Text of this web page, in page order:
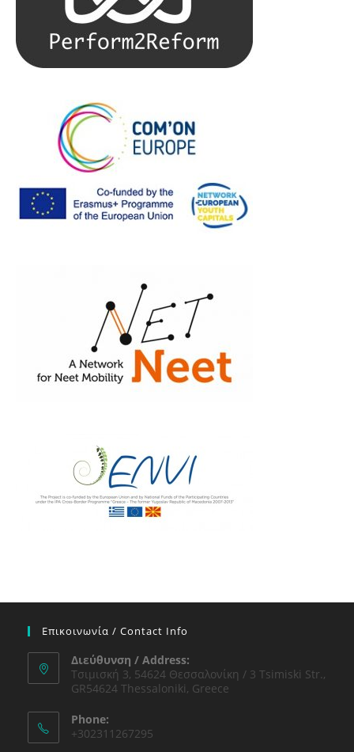
Επικοινωνία / Contact Info
Διεύθυνση / Address:
Τσιμισκή 3, 54624 Θεσσαλονίκη / 3 Tsimiski Str.,
GR54624 Thessaloniki, Greece
Phone:
+302311267295